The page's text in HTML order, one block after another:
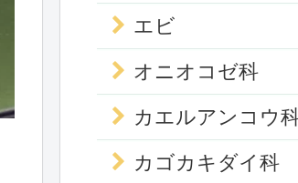
エビ
オニオコゼ科
カエルアンコウ
カゴカキダイ科